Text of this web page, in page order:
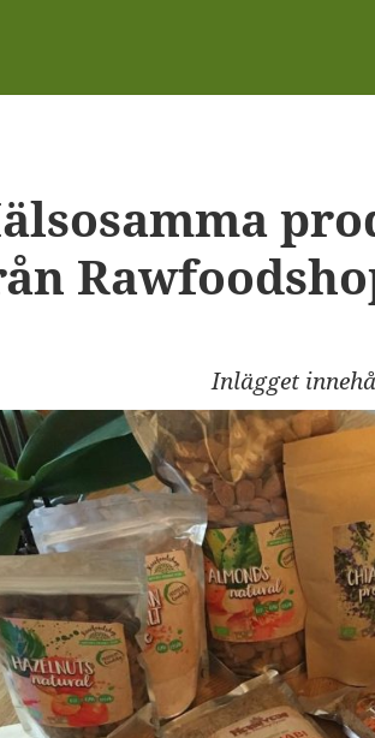
Inlägget